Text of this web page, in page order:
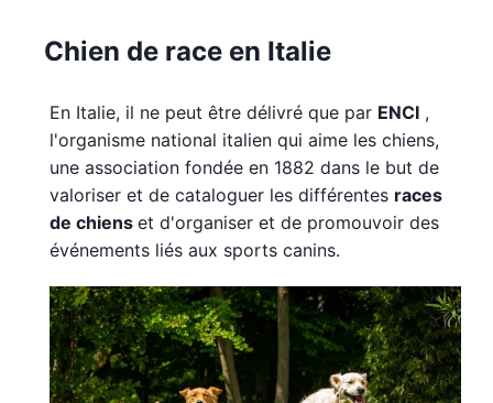
Chien de race en Italie
En Italie, il ne peut être délivré que par ENCI ,
l'organisme national italien qui aime les chiens,
une association fondée en 1882 dans le but de
valoriser et de cataloguer les différentes races
de chiens et d'organiser et de promouvoir des
événements liés aux sports canins.